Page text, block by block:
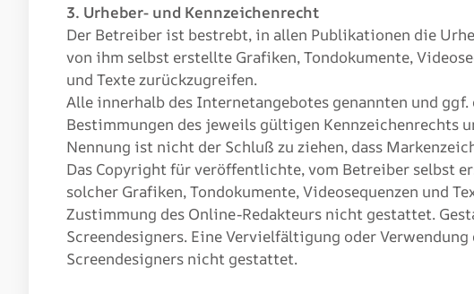
3. Urheber- und Kennzeichenrecht
Der Betreiber ist bestrebt, in allen Publikationen die
von ihm selbst erstellte Grafiken, Tondokumente,
und Texte zurückzugreifen.
Alle innerhalb des Internetangebotes genannten und
Bestimmungen des jeweils gültigen Kennzeichenrechts
Nennung ist nicht der Schluß zu ziehen, dass
Das Copyright für veröffentlichte, vom Betreiber selbst
solcher Grafiken, Tondokumente, Videosequenzen und
Zustimmung des Online-Redakteurs nicht gestattet.
Screendesigners. Eine Vervielfältigung oder
Screendesigners nicht gestattet.